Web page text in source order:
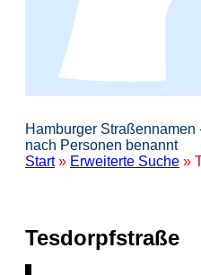
Hamburger Straßennamen
nach Personen benannt
Start» Erweiterte Suche »
Tesdorpfstraße